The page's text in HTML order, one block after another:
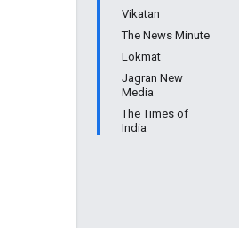
Vikatan
The News Minute
Lokmat
Jagran New
Media
The Times of
India